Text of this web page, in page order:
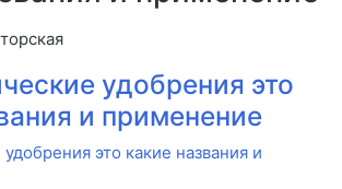
удобрения это
и применение